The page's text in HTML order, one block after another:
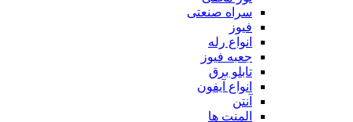
سراه صنعتی
فیوز
انواع رله
جعبه فیوز
تابلو برق
انواع آیفون
آنتن
المنت ها